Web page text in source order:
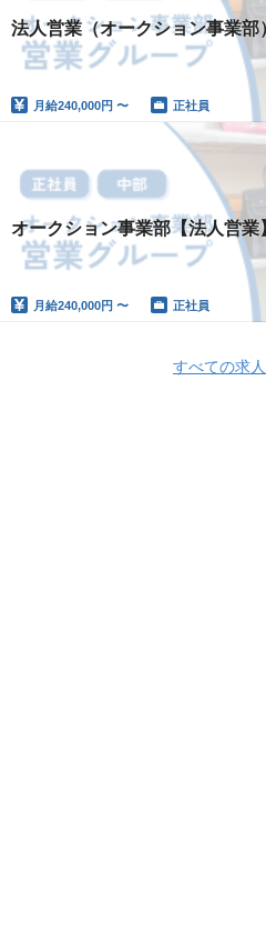
法人営業（オークション事業部
月給240,000円 〜 正社員
オークション事業部【法人営業
月給240,000円 〜 正社員
すべての求